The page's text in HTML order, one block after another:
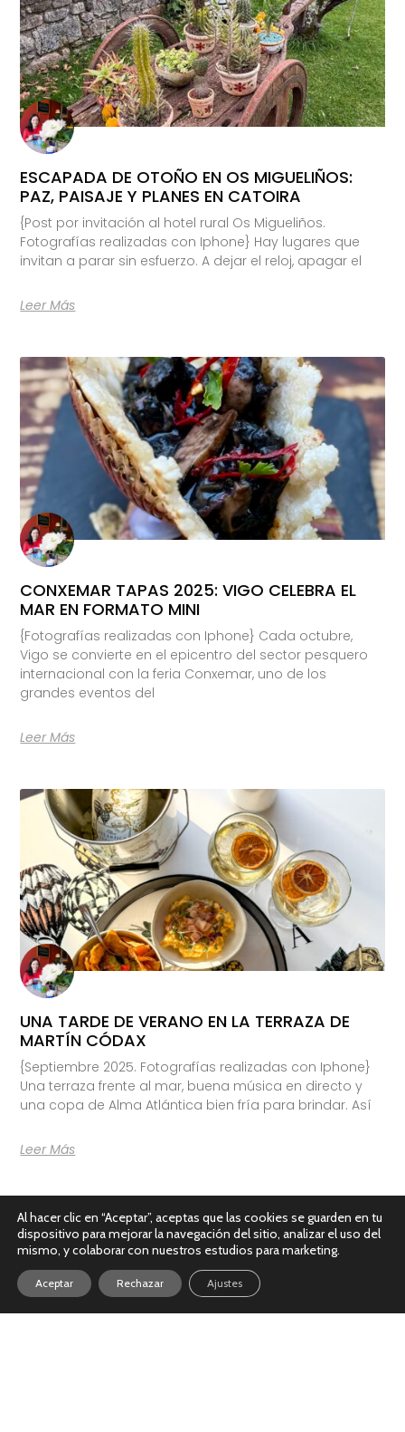
ESCAPADA DE OTOÑO EN OS MIGUELIÑOS:
PAZ, PAISAJE Y PLANES EN CATOIRA
{Post por invitación al hotel rural Os Migueliños.
Fotografías realizadas con Iphone} Hay lugares que
invitan a parar sin esfuerzo. A dejar el reloj, apagar el
Leer Más
CONXEMAR TAPAS 2025: VIGO CELEBRA EL
MAR EN FORMATO MINI
{Fotografías realizadas con Iphone} Cada octubre,
Vigo se convierte en el epicentro del sector pesquero
internacional con la feria Conxemar, uno de los
grandes eventos del
Leer Más
UNA TARDE DE VERANO EN LA TERRAZA DE
MARTÍN CÓDAX
{Septiembre 2025. Fotografías realizadas con Iphone}
Una terraza frente al mar, buena música en directo y
una copa de Alma Atlántica bien fría para brindar. Así
Leer Más
Al hacer clic en “Aceptar”, aceptas que las cookies se guarden en tu
dispositivo para mejorar la navegación del sitio, analizar el uso del
mismo, y colaborar con nuestros estudios para marketing.
Aceptar Rechazar Ajustes